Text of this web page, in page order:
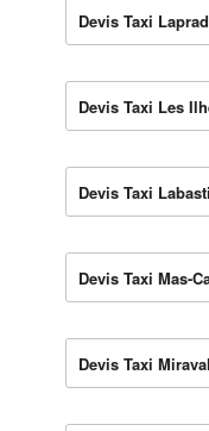
Devis Taxi
Devis Taxi Les
Devis Taxi
Devis Taxi Mas-
Devis Taxi